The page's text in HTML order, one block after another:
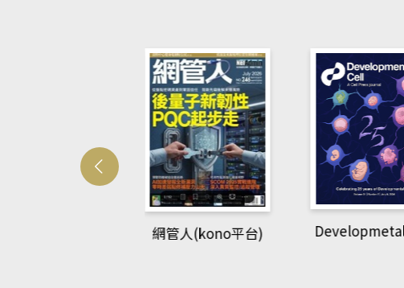
網管人(kono平台)